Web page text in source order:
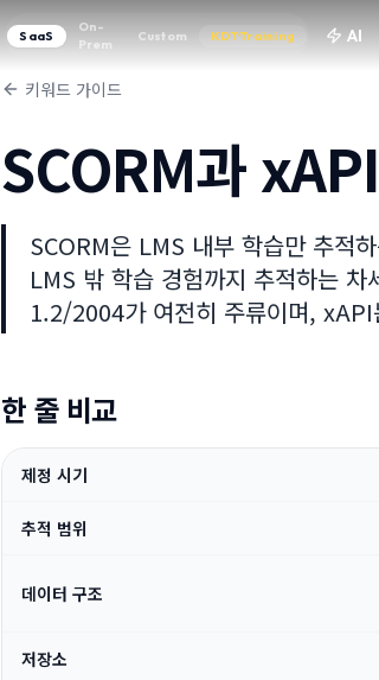
SaaS
On-
Prem
Custom KDT·Training AI
키워드 가이드
SCORM과
SCORM은 LMS 내부 학습만 추적
LMS 밖 학습 경험까지 추적하는
1.2/2004가 여전히 주류이며,
한 줄 비교
제정 시기
추적 범위
데이터 구조
저장소